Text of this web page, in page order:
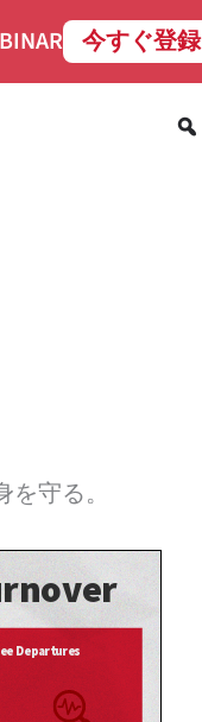
今すぐ登録
守る。